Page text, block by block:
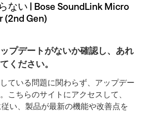
ない | Bose SoundLink Micro
(2nd Gen)
プデートがないか確認し、あれ
ください。
ている問題に関わらず、アップデー
こちらのサイトにアクセスして、
い、製品が最新の機能や改善点を